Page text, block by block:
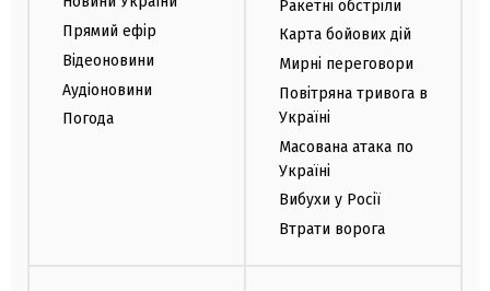
Прямий ефір
Відеоновини
Аудіоновини
Погода
Ракетні обстріли
Карта бойових дій
Мирні переговори
Повітряна тривога в
Україні
Масована атака по
Україні
Вибухи у Росії
Втрати ворога